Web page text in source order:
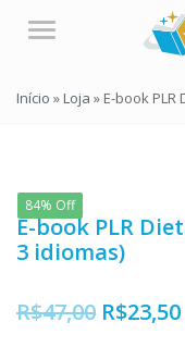
Menu
Início »Loja » E-book
84% Off
E-book PLR
3 idiomas)
R$47,00 R$23,50